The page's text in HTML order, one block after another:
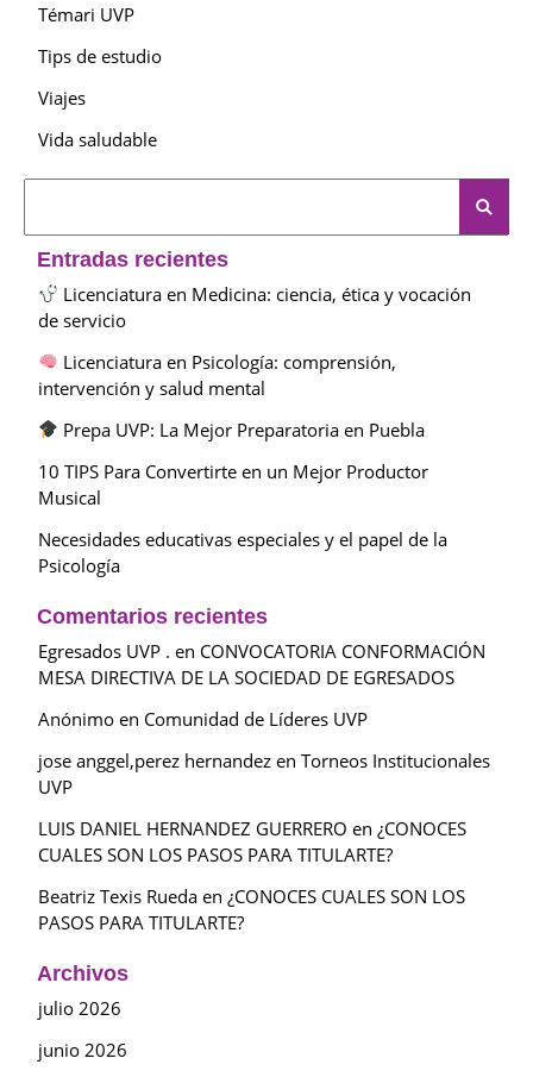
Témari UVP
Tips de estudio
Viajes
Vida saludable
Entradas recientes
Licenciatura en Medicina: ciencia, ética y vocación
de servicio
Licenciatura en Psicología: comprensión,
intervención y salud mental
Prepa UVP: La Mejor Preparatoria en Puebla
10 TIPS Para Convertirte en un Mejor Productor
Musical
Necesidades educativas especiales y el papel de la
Psicología
Comentarios recientes
Egresados UVP . en CONVOCATORIA CONFORMACIÓN
MESA DIRECTIVA DE LA SOCIEDAD DE EGRESADOS
Anónimo en Comunidad de Líderes UVP
jose anggel,perez hernandez en Torneos Institucionales
UVP
LUIS DANIEL HERNANDEZ GUERRERO en ¿CONOCES
CUALES SON LOS PASOS PARA TITULARTE?
Beatriz Texis Rueda en ¿CONOCES CUALES SON LOS
PASOS PARA TITULARTE?
Archivos
julio 2026
junio 2026